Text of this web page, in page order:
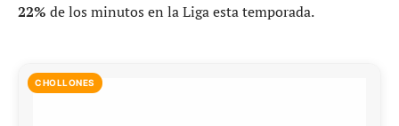
22% de los minutos en la Liga esta temporada.
CHOLLONES